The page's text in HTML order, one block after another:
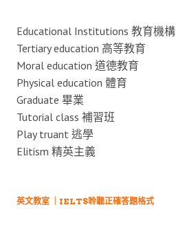
Educational Institutions 教育機構
Tertiary education 高等教育
Moral education 道德教育
Physical education 體育
Graduate 畢業
Tutorial class 補習班
Play truant 逃學
Elitism 精英主義
英文教室 ｜IELTS聆聽正確答題格式